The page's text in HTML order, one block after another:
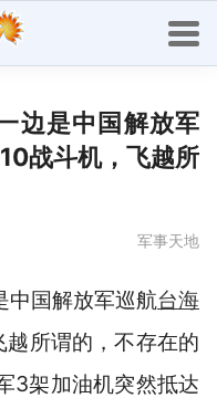
边是中国解放军
战斗机，飞越所
军事天地
中国解放军巡航台海
所谓的，不存在的
3架加油机突然抵达